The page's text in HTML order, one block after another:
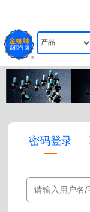
密码登录